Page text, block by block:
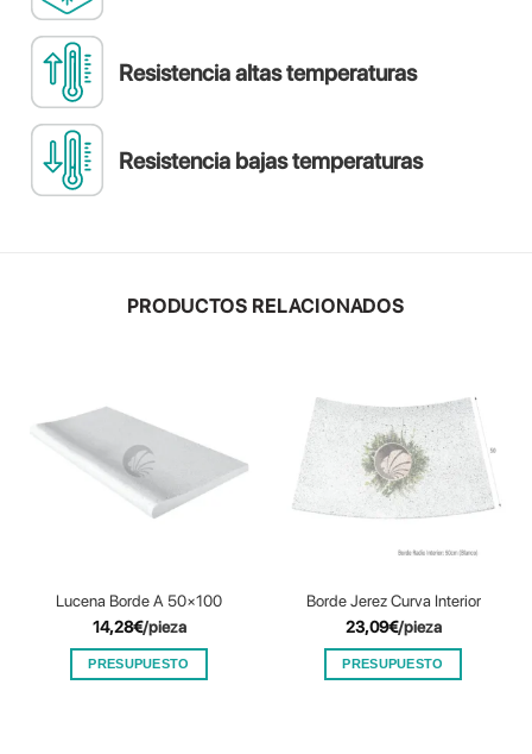
Resistencia altas temperaturas
Resistencia bajas temperaturas
PRODUCTOS RELACIONADOS
Lucena Borde A 50×100
14,28€/pieza
PRESUPUESTO
Borde Jerez Curva Interior
23,09€/pieza
PRESUPUESTO